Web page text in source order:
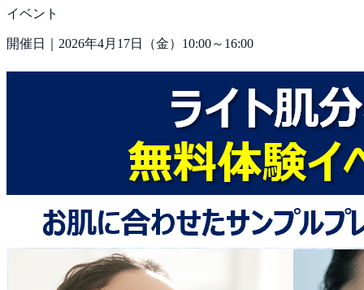
イベント
開催日｜2026年4月17日（金）10:00～16:00